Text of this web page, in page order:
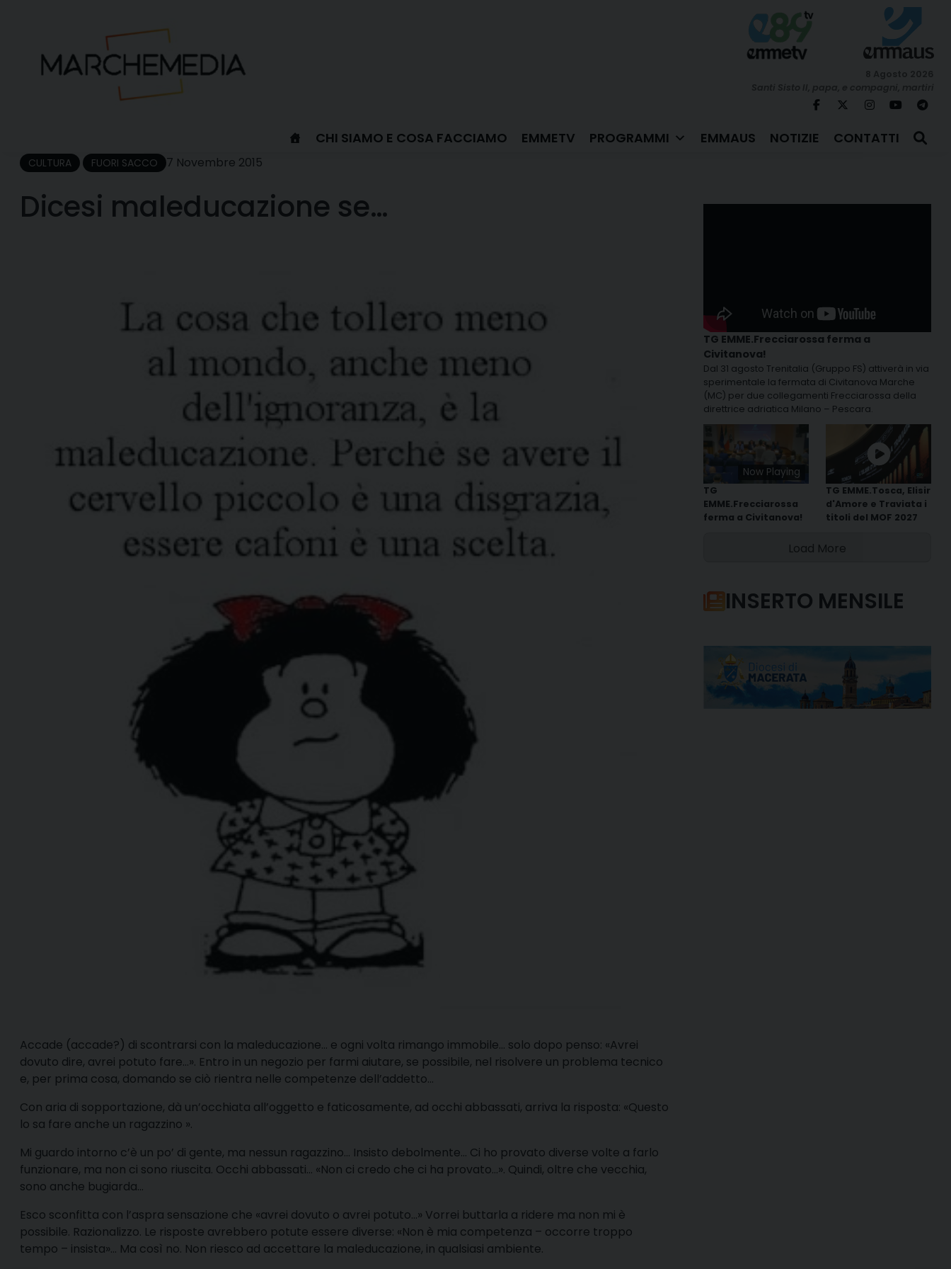
CHI SIAMO E COSA FACCIAMO EMMETV PROGRAMMI EMMAUS NOTIZIE CONTATTI
CULTURA FUORI SACCO 7 Novembre 2015
Dicesi maleducazione se…
Accade (accade?) di scontrarsi con la maleducazione… e ogni volta rimango immobile… solo dopo penso: «Avrei
dovuto dire, avrei potuto fare…». Entro in un negozio per farmi aiutare, se possibile, nel risolvere un problema tecnico
e, per prima cosa, domando se ciò rientra nelle competenze dell’addetto…
Con aria di sopportazione, dà un’occhiata all’oggetto e faticosamente, ad occhi abbassati, arriva la risposta: «Questo
lo sa fare anche un ragazzino ».
Mi guardo intorno c’è un po’ di gente, ma nessun ragazzino… Insisto debolmente… Ci ho provato diverse volte a farlo
funzionare, ma non ci sono riuscita. Occhi abbassati… «Non ci credo che ci ha provato…». Quindi, oltre che vecchia,
sono anche bugiarda…
Esco sconfitta con l’aspra sensazione che «avrei dovuto o avrei potuto…» Vorrei buttarla a ridere ma non mi è
possibile. Razionalizzo. Le risposte avrebbero potute essere diverse: «Non è mia competenza – occorre troppo
tempo – insista»… Ma così no. Non riesco ad accettare la maleducazione, in qualsiasi ambiente.
TG EMME.Frecciarossa ferma a
Civitanova!
Dal 31 agosto Trenitalia (Gruppo FS) attiverà in via
sperimentale la fermata di Civitanova Marche
(MC) per due collegamenti Frecciarossa della
direttrice adriatica Milano – Pescara.
Now Playing
TG
EMME.Frecciarossa
ferma a Civitanova!
TG EMME.Tosca, Elisir
d'Amore e Traviata i
titoli del MOF 2027
Load More
INSERTO MENSILE